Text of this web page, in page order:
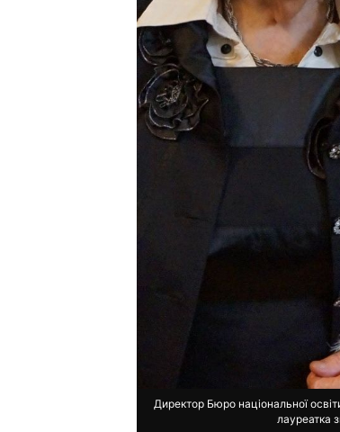
Директор Бюро національної
лауреатка